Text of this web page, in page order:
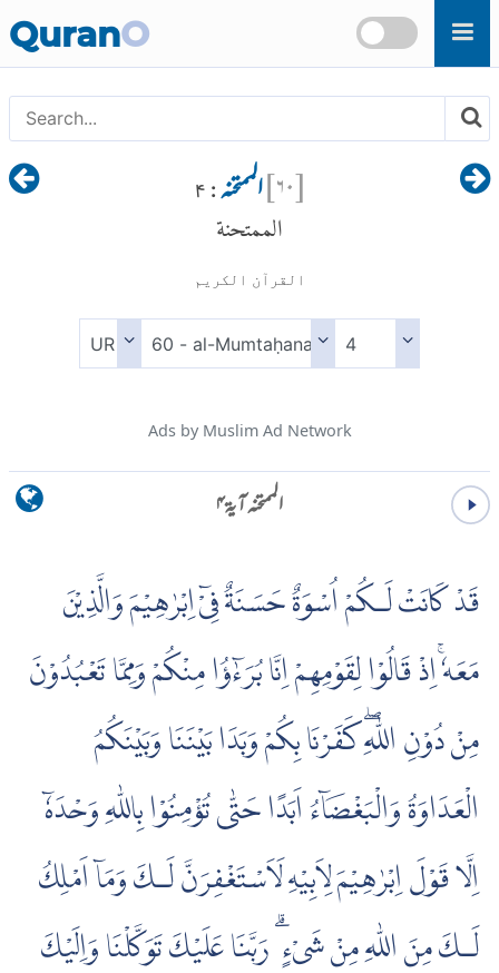
Skip to main content
QuranO
[۶۰]الممتحنہ : ۴
الممتحنة
القرآن الكريم
Ads by Muslim Ad Network
الممتحنہ آية ۴
قَدْ كَانَتْ لَـكُمْ اُسْوَةٌ حَسَنَةٌ فِىْۤ اِبْرٰهِيْمَ وَالَّذِيْنَ
مَعَهٗۚ اِذْ قَالُوْا لِقَوْمِهِمْ اِنَّا بُرَءٰۤؤُا مِنْكُمْ وَمِمَّا تَعْبُدُوْنَ
مِنْ دُوْنِ اللّٰهِۖ كَفَرْنَا بِكُمْ وَبَدَا بَيْنَنَا وَبَيْنَكُمُ
الْعَدَاوَةُ وَالْبَغْضَاۤءُ اَبَدًا حَتّٰى تُؤْمِنُوْا بِاللّٰهِ وَحْدَهٗۤ
اِلَّا قَوْلَ اِبْرٰهِيْمَ لِاَبِيْهِ لَاَسْتَغْفِرَنَّ لَـكَ وَمَاۤ اَمْلِكُ
لَـكَ مِنَ اللّٰهِ مِنْ شَىْءٍ ۗ رَبَّنَا عَلَيْكَ تَوَكَّلْنَا وَاِلَيْكَ